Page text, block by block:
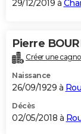
29/12/2019 à
Pierre
Créer une
Naissance
26/09/1929 à
Décès
02/05/2018 à